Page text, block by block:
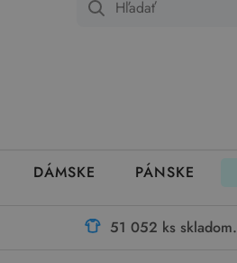
Ako fungujú rezervácie
DÁMSKE PÁNSKE
51 052 ks skladom.